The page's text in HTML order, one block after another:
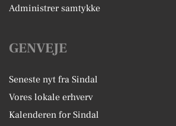
Administrer samtykke
GENVEJE
Seneste nyt fra Sindal
Vores lokale erhverv
Kalenderen for Sindal